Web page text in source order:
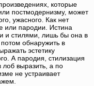
которые
постмодернизму, может
ужасного. Как нет
или пародии. Истина
и стилями, лишь бы она в
обнаружить в
эстетику
А пародия, стилизация
выразить, а по
не устраивает